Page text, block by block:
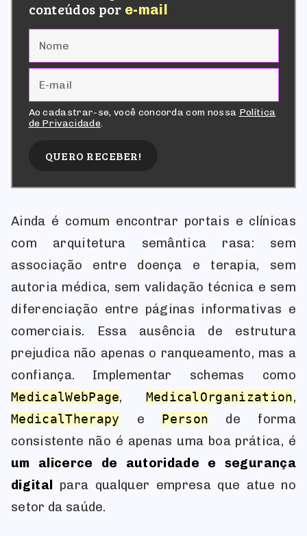
conteúdos por e-mail
Ao cadastrar-se, você concorda com nossa Política
de Privacidade.
QUERO RECEBER!
Ainda é comum encontrar portais e clínicas
com arquitetura semântica rasa: sem
associação entre doença e terapia, sem
autoria médica, sem validação técnica e sem
diferenciação entre páginas informativas e
comerciais. Essa ausência de estrutura
prejudica não apenas o ranqueamento, mas a
confiança. Implementar schemas como
MedicalWebPage, MedicalOrganization,
MedicalTherapy e Person de forma
consistente não é apenas uma boa prática, é
um alicerce de autoridade e segurança
digital
para qualquer empresa que atue no
setor da saúde.